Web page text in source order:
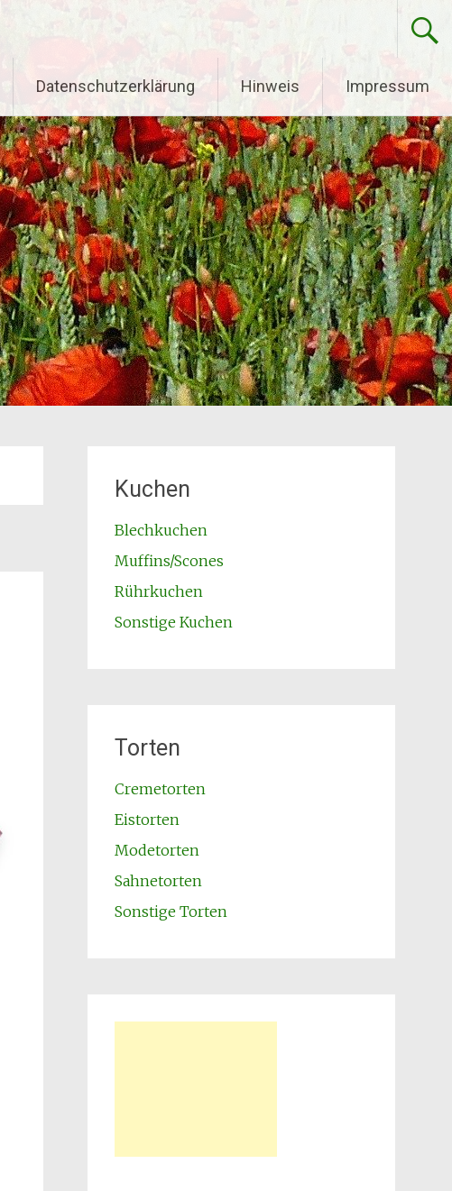
Datenschutzerklärung Hinweis Impressum
Kuchen
Blechkuchen
Muffins/Scones
Rührkuchen
Sonstige Kuchen
Torten
Cremetorten
Eistorten
Modetorten
Sahnetorten
Sonstige Torten